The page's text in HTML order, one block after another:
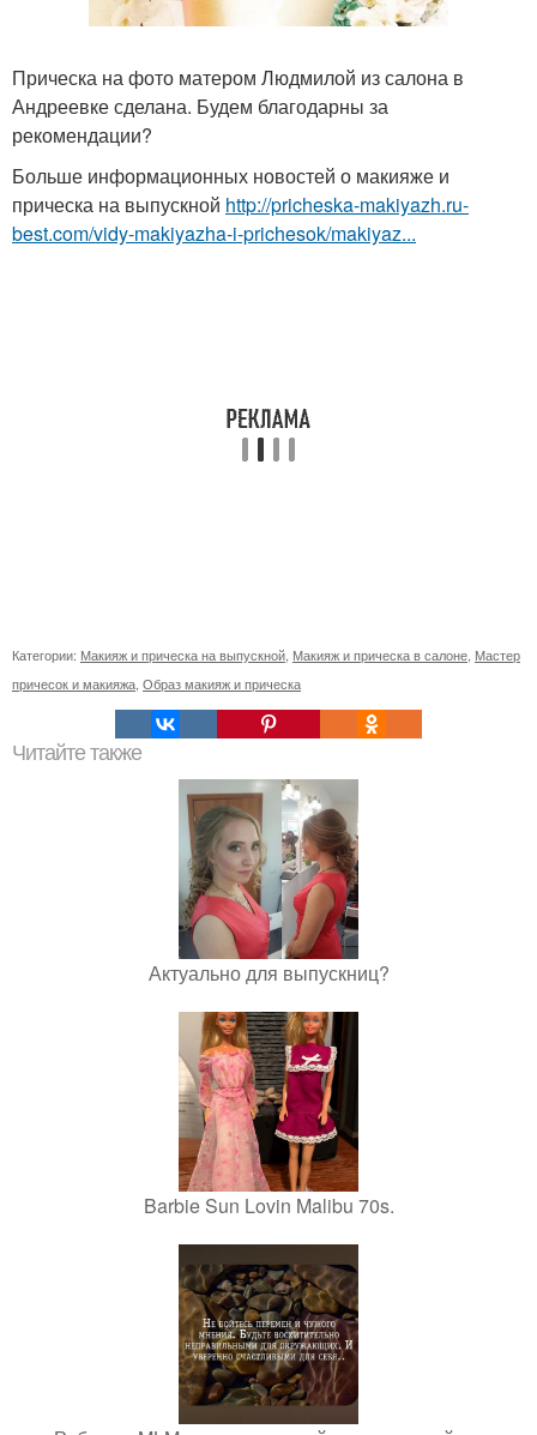
Прическа на фото матером Людмилой из салона в
Андреевке сделана. Будем благодарны за
рекомендации?
Больше информационных новостей о макияже и
прическа на выпускной http://pricheska-makiyazh.ru-
best.com/vidy-makiyazha-i-prichesok/makiyaz...
Категории: Макияж и прическа на выпускной Макияж и прическа в салоне Мастер
причесок и макияжа Образ макияж и прическа
Читайте также
Актуально для выпускниц?
Barbie Sun Lovin Malibu 70s.